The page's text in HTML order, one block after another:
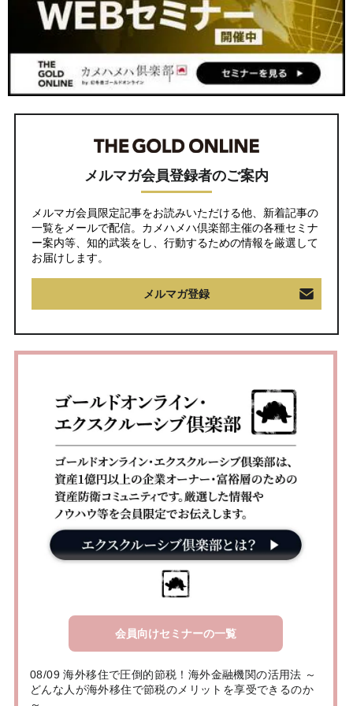
メルマガ会員登録者のご案内
メルマガ会員限定記事をお読みいただける他、新着記事の
一覧をメールで配信。カメハメハ倶楽部主催の各種セミナ
ー案内等、知的武装をし、行動するための情報を厳選して
お届けします。
メルマガ登録
会員向けセミナーの一覧
08/09 海外移住で圧倒的節税！海外金融機関の活用法 ～
どんな人が海外移住で節税のメリットを享受できるのか